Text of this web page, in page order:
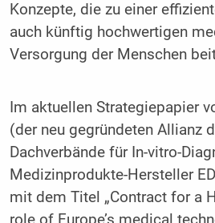
Konzepte, die zu einer
auch künftig hochwertigen
Versorgung der Menschen
Im aktuellen Strategiepapier
(der neu gegründeten Allianz
Dachverbände für In-vitro-
Medizinprodukte-Hersteller
mit dem Titel „Contract for a